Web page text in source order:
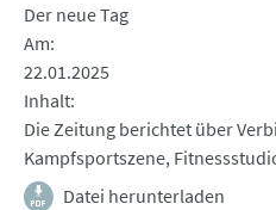
Der neue Tag
Am
22.01.2025
Inhalt
Die Zeitung berichtet über
Kampfsportszene,
Datei herunterladen